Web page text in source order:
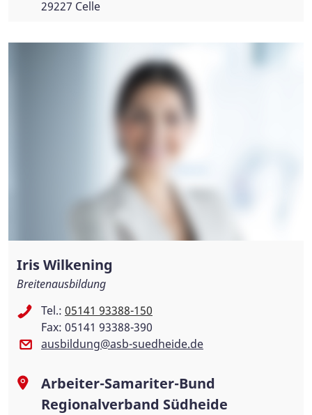
29227 Celle
Iris Wilkening
Breitenausbildung
Tel.: 05141 93388-150
Fax: 05141 93388-390
ausbildung@asb-suedheide.de
Arbeiter-Samariter-Bund
Regionalverband Südheide